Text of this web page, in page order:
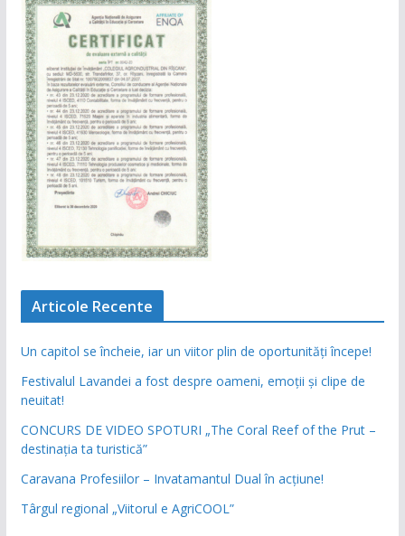
Articole Recente
Un capitol se încheie, iar un viitor plin de oportunități începe!
Festivalul Lavandei a fost despre oameni, emoții și clipe de
neuitat!
CONCURS DE VIDEO SPOTURI „The Coral Reef of the Prut –
destinația ta turistică”
Caravana Profesiilor – Invatamantul Dual în acțiune!
Târgul regional „Viitorul e AgriCOOL”